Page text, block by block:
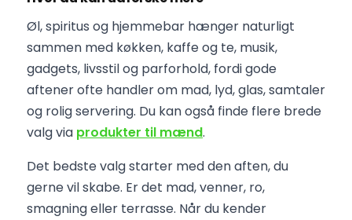
Øl, spiritus og hjemmebar hænger naturligt
sammen med køkken, kaffe og te, musik,
gadgets, livsstil og parforhold, fordi gode
aftener ofte handler om mad, lyd, glas, samtaler
og rolig servering. Du kan også finde flere brede
valg via produkter til mænd.
Det bedste valg starter med den aften, du
gerne vil skabe. Er det mad, venner, ro,
smagning eller terrasse. Når du kender